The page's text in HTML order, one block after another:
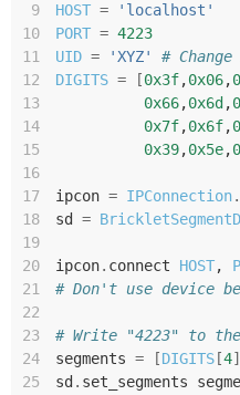
9
HOST =
'localhost'
10
PORT = 4223
11
UID = 'XYZ'
#
12
DIGITS = [0x3f,0x06,
13
0x66,0x6d ,
14
0x7f,0x6f,
15
0x39,0x5e,
16
17
ipcon = IPConnection.
18
sd =
19
20
ipcon. connect HOST,
21
# Don't use device
22
23
# Write "4223" to
24
segments = [DIGITS [4]
25
sd . set_segments